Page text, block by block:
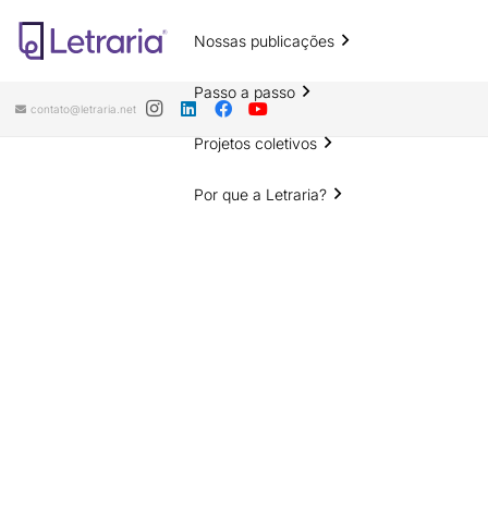
Nossas publicações
Passo a passo
Projetos coletivos
Por que a Letraria?
contato@letraria.net